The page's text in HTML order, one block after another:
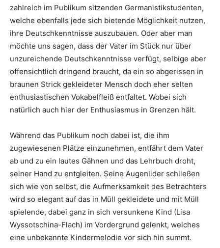
zahlreich im Publikum sitzenden Germanistikstudenten,
welche ebenfalls jede sich bietende Möglichkeit nutzen,
ihre Deutschkenntnisse auszubauen. Oder aber man
möchte uns sagen, dass der Vater im Stück nur über
unzureichende Deutschkenntnisse verfügt, selbige aber
offensichtlich dringend braucht, da ein so abgerissen in
braunen Strick gekleideter Mensch doch eher selten
enthusiastischen Vokabelfleiß entfaltet. Wobei sich
natürlich auch hier der Enthusiasmus in Grenzen hält.
Während das Publikum noch dabei ist, die ihm
zugewiesenen Plätze einzunehmen, entfährt dem Vater
ab und zu ein lautes Gähnen und das Lehrbuch droht,
seiner Hand zu entgleiten. Seine Augenlider schließen
sich wie von selbst, die Aufmerksamkeit des Betrachters
wird so elegant auf das in Müll gekleidete und mit Müll
spielende, dabei ganz in sich versunkene Kind (Lisa
Wyssotschina-Flach) im Vordergrund gelenkt, welches
eine unbekannte Kindermelodie vor sich hin summt.